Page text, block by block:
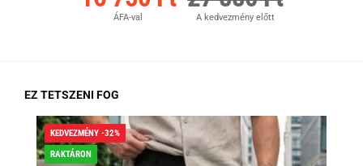
ÁFA-val A kedvezmény előtt
EZ TETSZENI FOG
KEDVEZMÉNY -32%
RAKTÁRON